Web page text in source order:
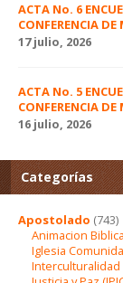
ACTA No. 6
CONFERENCIA
17 julio, 2026
ACTA No. 5
CONFERENCIA
16 julio, 2026
Categorías
Apostolado (743)
Animacion Biblica
Iglesia
Interculturalidad